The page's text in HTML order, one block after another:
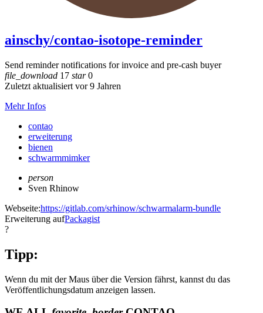
ainschy/contao-isotope-reminder
Send reminder notifications for invoice and pre-cash buyer
file_download 17 star0
Zuletzt aktualisiert vor 9 Jahren
Mehr Infos
contao
erweiterung
bienen
schwarmmimker
person
Sven Rhinow
Webseite:https://gitlab.com/srhinow/schwarmalarm-bundle
Erweiterung aufPackagist
?
Tipp:
Wenn du mit der Maus über die Version fährst, kannst du das
Veröffentlichungsdatum anzeigen lassen.